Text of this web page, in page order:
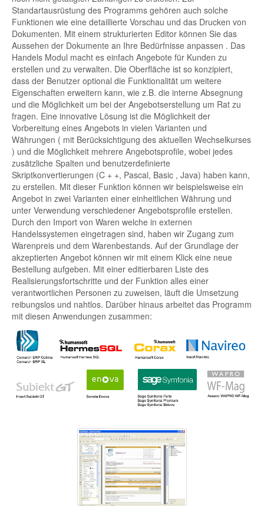
Standartausrüstung des Programms gehören auch solche
Funktionen wie eine detaillierte Vorschau und das Drucken von
Dokumenten. Mit einem strukturierten Editor können Sie das
Aussehen der Dokumente an Ihre Bedürfnisse anpassen . Das
Handels Modul macht es einfach Angebote für Kunden zu
erstellen und zu verwalten. Die Oberfläche ist so konzipiert,
dass der Benutzer optional die Funktionalität um weitere
Eigenschaften erweitern kann, wie z.B. die interne Absegnung
und die Möglichkeit um bei der Angebotserstellung um Rat zu
fragen. Eine innovative Lösung ist die Möglichkeit der
Vorbereitung eines Angebots in vielen Varianten und
Währungen ( mit Berücksichtigung des aktuellen Wechselkurses
) und die Möglichkeit mehrere Angebotsprofile, wobei jedes
zusätzliche Spalten und benutzerdefinierte
Skriptkonvertierungen (C + +, Pascal, Basic , Java) haben kann,
zu erstellen. Mit dieser Funktion können wir beispielsweise ein
Angebot in zwei Varianten einer einheitlichen Währung und
unter Verwendung verschiedener Angebotsprofile erstellen.
Durch den Import von Waren welche in externen
Handelssystemen eingetragen sind, haben wir Zugang zum
Warenpreis und dem Warenbestands. Auf der Grundlage der
akzeptierten Angebot können wir mit einem Klick eine neue
Bestellung aufgeben. Mit einer editierbaren Liste des
Realisierungsfortschritte und der Funktion alles einer
verantwortlichen Personen zu zuweisen, läuft die Umsetzung
reibungslos und nahtlos. Darüber hinaus arbeitet das Programm
mit diesen Anwendungen zusammen: